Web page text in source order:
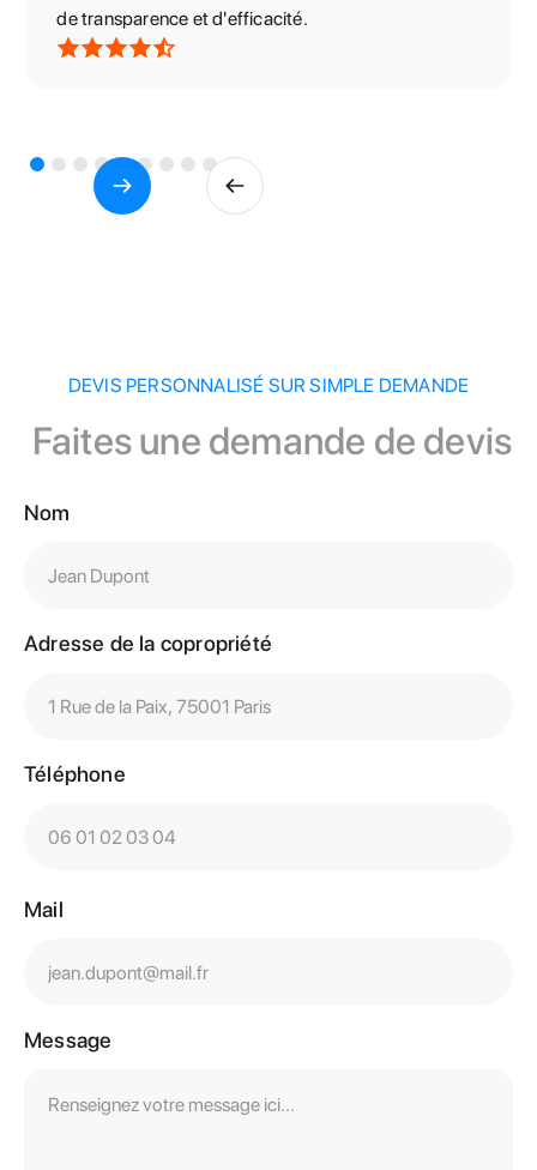
de transparence et d'efficacité.
DEVIS PERSONNALISÉ SUR SIMPLE DEMANDE
Faites une demande de devis
Nom
Adresse de la copropriété
Téléphone
Mail
Message